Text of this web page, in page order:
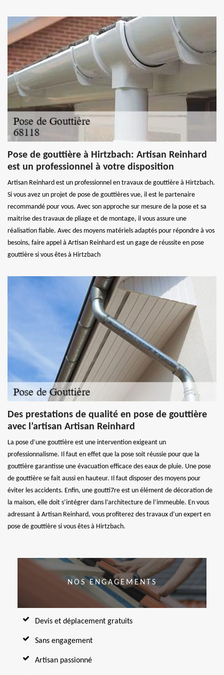
Pose de gouttière à Hirtzbach: Artisan Reinhard
est un professionnel à votre disposition
Artisan Reinhard est un professionnel en travaux de gouttière à Hirtzbach.
Si vous avez un projet de pose de gouttières vue, il est le partenaire
recommandé pour vous. Avec son approche sur mesure de la pose et sa
maitrise des travaux de pliage et de montage, il vous assure une
réalisation fiable. Avec des moyens matériels adaptés pour répondre à vos
besoins, faire appel à Artisan Reinhard est un gage de réussite en pose
gouttière si vous êtes à Hirtzbach
Des prestations de qualité en pose de gouttière
avec l’artisan Artisan Reinhard
La pose d’une gouttière est une intervention exigeant un
professionnalisme. Il faut en effet que la pose soit réussie pour que la
gouttière garantisse une évacuation efficace des eaux de pluie. Une pose
de gouttière se fait aussi en hauteur. Il faut disposer des moyens pour
éviter les accidents. Enfin, une goutti7re est un élément de décoration de
la maison, elle doit s’intégrer dans l’architecture de l’immeuble. En vous
adressant à Artisan Reinhard, vous profiterez des travaux d’un expert en
pose de gouttière si vous êtes à Hirtzbach.
NOS ENGAGEMENTS
Devis et déplacement gratuits
Sans engagement
Artisan passionné